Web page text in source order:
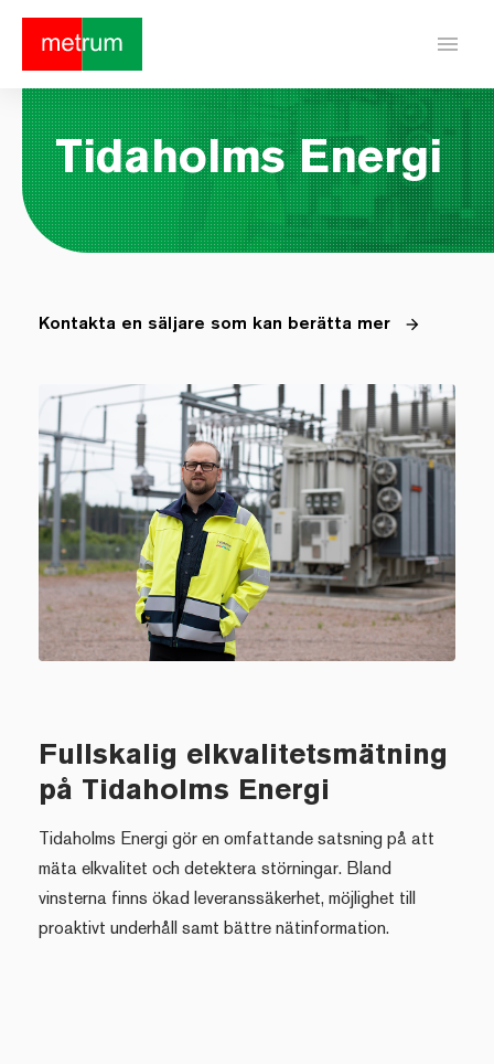
menu
Tidaholms Energi
Kontakta en säljare som kan berätta mer
Fullskalig elkvalitetsmätning
på Tidaholms Energi
Tidaholms Energi gör en omfattande satsning på att
mäta elkvalitet och detektera störningar. Bland
vinsterna finns ökad leveranssäkerhet, möjlighet till
proaktivt underhåll samt bättre nätinformation.